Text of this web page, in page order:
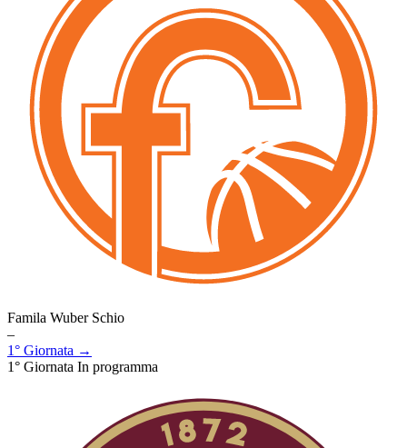
Famila Wuber Schio
–
1° Giornata →
1° Giornata In programma